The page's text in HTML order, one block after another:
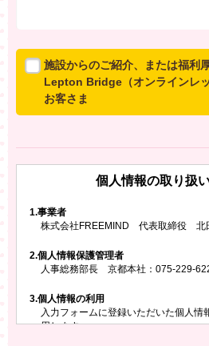
施設からのご紹介、または福利
Lepton Bridge（オンラインレ
お客さま
いいたします。
※ご兄弟姉妹など複数でお申し込
所属施設名・会員番号また
所属施設名
会員番号またはクーポンコード
個人情報の取り扱
1.事業者
株式会社FREEMIND 代表取締役 北
2.個人情報保護管理者
人事総務部長 京都本社：075-229-
3.個人情報の利用
入力フォームに登録いただいた個人情
用します。